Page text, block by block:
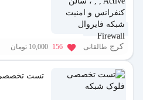
1 سال پیش
کرج طالقانی 156 10,000 تومان
تست